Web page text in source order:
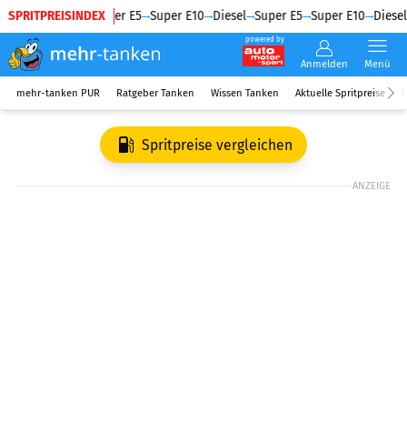
SPRITPREISINDEX
Diesel Super E5 Super E10 Diesel Super E5 Super E10 Diesel
powered by
Anmelden Menü
mehr-tanken PUR Ratgeber Tanken Wissen Tanken Aktuelle Spritpreise
Spritpreise vergleichen
ANZEIGE